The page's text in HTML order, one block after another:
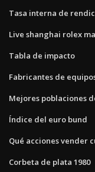
Tasa interna de
Live shanghai rolex
Tabla de impacto
Fabricantes de
Mejores poblaciones
Índice del euro bund
Qué acciones vender
Corbeta de plata 1980